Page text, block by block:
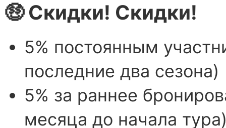
🤑 Скидки! Скидки!
5% постоянным
последние два сезона)
5% за раннее
месяца до начала